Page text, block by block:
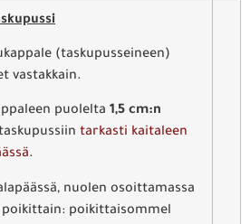
(taskupusseineen)
vastakkain.
puolelta 1,5 cm:n
tarkasti kaitaleen
.
nuolen osoittamassa
poikittain: poikittaisommel